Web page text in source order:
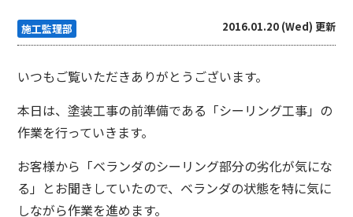
施工監理部 2016.01.20 (Wed) 更新
いつもご覧いただきありがとうございます。
本日は、塗装工事の前準備である「シーリング工事」の
作業を行っていきます。
お客様から「ベランダのシーリング部分の劣化が気にな
る」とお聞きしていたので、ベランダの状態を特に気に
しながら作業を進めます。